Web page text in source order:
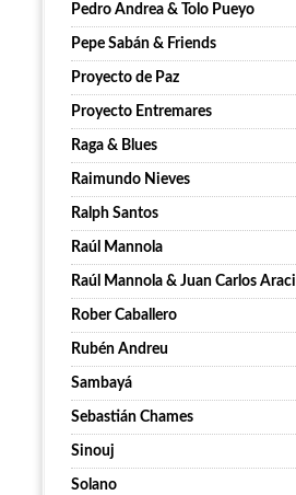
Pedro Andrea & Tolo Pueyo
Pepe Sabán & Friends
Proyecto de Paz
Proyecto Entremares
Raga & Blues
Raimundo Nieves
Ralph Santos
Raúl Mannola
Raúl Mannola & Juan Carlos Aracil
Rober Caballero
Rubén Andreu
Sambayá
Sebastián Chames
Sinouj
Solano